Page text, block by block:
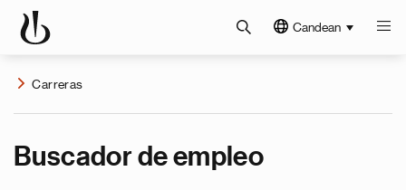
Candean
Carreras
Buscador de empleo